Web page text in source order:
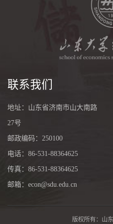
联系我们
地址：山东省济南市山大南路
27号
邮政编码：250100
电话：86-531-88364625
传真：86-531-88364625
邮箱：econ@sdu.edu.cn
版权所有：山